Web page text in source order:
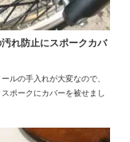
れ防止にスポークカバ
ルの手入れが大変なので、
ポークにカバーを被せまし